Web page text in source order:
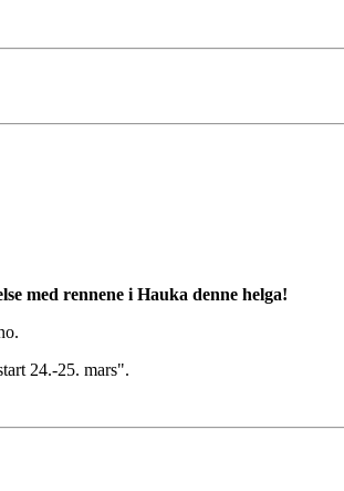
med rennene i Hauka denne helga!
24.-25. mars".